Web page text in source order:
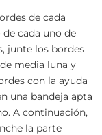
de cada
cada uno de
junte los bordes
media luna y
con la ayuda
una bandeja apta
A continuación,
la parte